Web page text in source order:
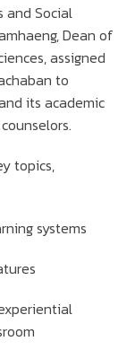
and Social
Dean of
assigned
to
its academic
topics,
systems